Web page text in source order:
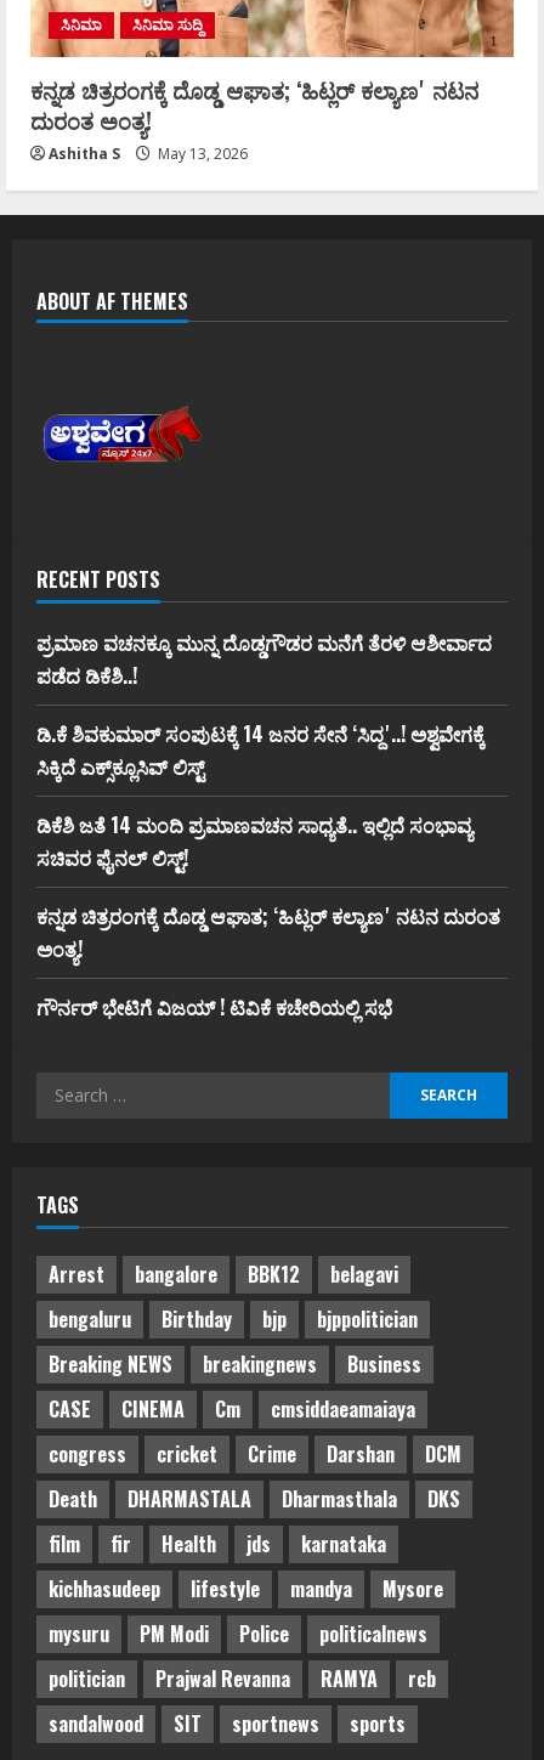
ಸಿನಿಮಾ ಸಿನಿಮಾ ಸುದ್ದಿ
ಕನ್ನಡ ಚಿತ್ರರಂಗಕ್ಕೆ ದೊಡ್ಡ ಆಘಾತ; ʻಹಿಟ್ಲರ್ ಕಲ್ಯಾಣʼ ನಟನ
ದುರಂತ ಅಂತ್ಯ!
Ashitha S May 13, 2026
ABOUT AF THEMES
RECENT POSTS
ಪ್ರಮಾಣ ವಚನಕ್ಕೂ ಮುನ್ನ ದೊಡ್ಡಗೌಡರ ಮನೆಗೆ ತೆರಳಿ ಆಶೀರ್ವಾದ
ಪಡೆದ ಡಿಕೆಶಿ..!
ಡಿ.ಕೆ ಶಿವಕುಮಾರ್‌ ಸಂಪುಟಕ್ಕೆ 14 ಜನರ ಸೇನೆ ʻಸಿದ್ದʼ..! ಅಶ್ವವೇಗಕ್ಕೆ
ಸಿಕ್ಕಿದೆ ಎಕ್ಸ್‌ಕ್ಲೂಸಿವ್‌ ಲಿಸ್ಟ್‌
ಡಿಕೆಶಿ ಜತೆ 14 ಮಂದಿ ಪ್ರಮಾಣವಚನ ಸಾಧ್ಯತೆ.. ಇಲ್ಲಿದೆ ಸಂಭಾವ್ಯ
ಸಚಿವರ ಫೈನಲ್ ಲಿಸ್ಟ್‌!
ಕನ್ನಡ ಚಿತ್ರರಂಗಕ್ಕೆ ದೊಡ್ಡ ಆಘಾತ; ʻಹಿಟ್ಲರ್ ಕಲ್ಯಾಣʼ ನಟನ ದುರಂತ
ಅಂತ್ಯ!
ಗೌರ್ನರ್‌ ಭೇಟಿಗೆ ವಿಜಯ್‌ ! ಟಿವಿಕೆ ಕಚೇರಿಯಲ್ಲಿ ಸಭೆ
Search
TAGS
Arrest bangalore BBK12
belagavi
bengaluru
Birthday bjp
bjppolitician
Breaking NEWS
breakingnews
Business
CASE
CINEMA Cm
cmsiddaeamaiaya
congress
cricket Crime Darshan
DCM
Death
DHARMASTALA Dharmasthala
DKS
film
fir Health jds
karnataka
kichhasudeep
lifestyle mandya
Mysore
mysuru
PM Modi Police
politicalnews
politician
Prajwal Revanna RAMYA
rcb
sandalwood
SIT sportnews sports